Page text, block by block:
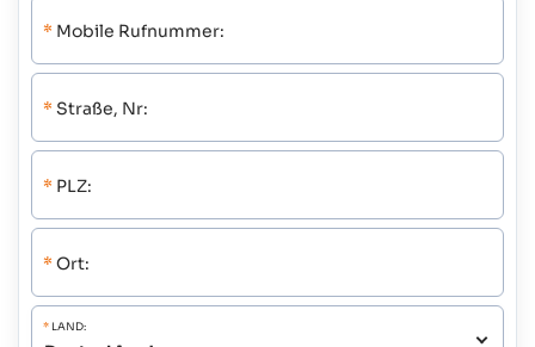
* Mobile Rufnummer:
* Straße, Nr:
* PLZ:
* Ort:
* LAND: